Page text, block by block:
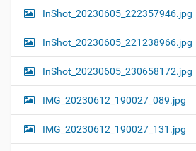
InShot_20230605_222357946.jpg
InShot_20230605_221238966.jpg
InShot_20230605_230658172.jpg
IMG_20230612_190027_089.jpg
IMG_20230612_190027_131.jpg